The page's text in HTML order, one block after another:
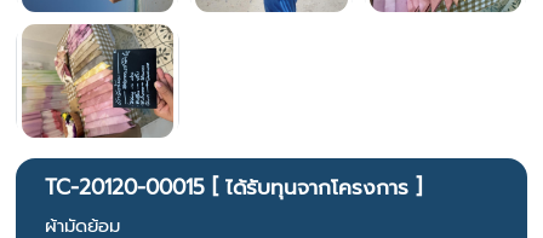
TC-20120-00015 [ ได้รับทุนจากโครงการ ]
ผ้ามัดย้อม